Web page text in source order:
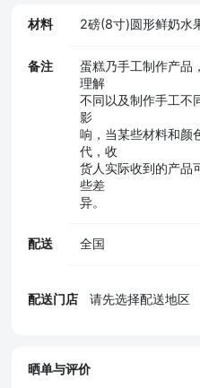
材料 2磅(8寸)圆形鲜奶水
备注
蛋糕乃手工制作产品
理解
不同以及制作手工不
影
响，当某些材料和颜
代，收
货人实际收到的产品
些差
异。
配送 全国
配送门店 请先选择配送地区
晒单与评价